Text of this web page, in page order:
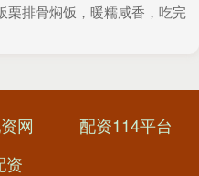
栗排骨焖饭，暖糯咸香，吃完
网
配资114平台
资